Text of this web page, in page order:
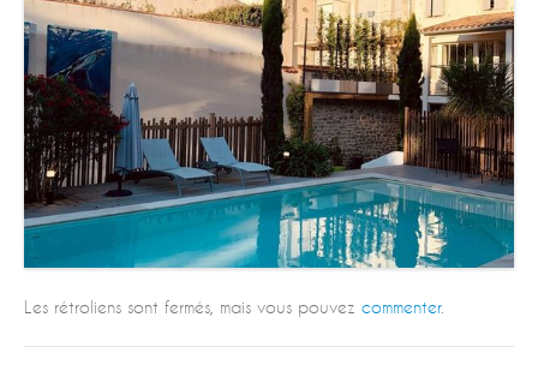
Les rétroliens sont fermés, mais vous pouvez commenter.